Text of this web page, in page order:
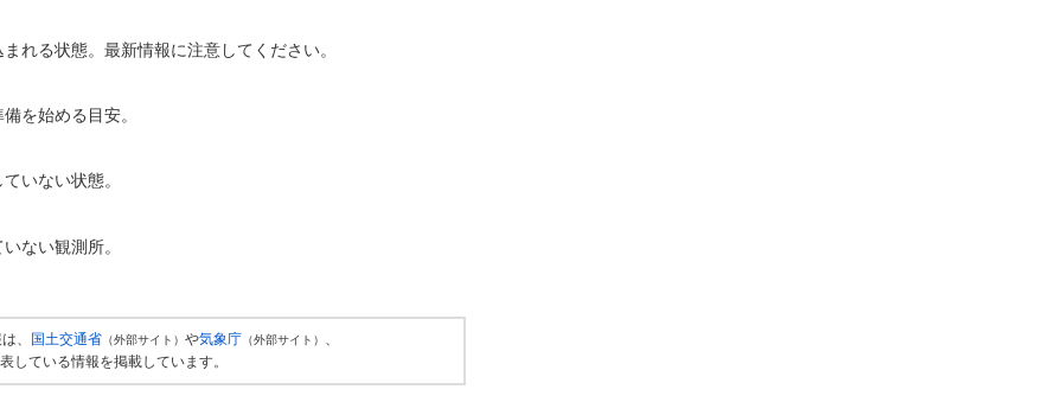
れる状態。最新情報に注意してください。
を始める目安。
いない状態。
ない観測所。
、 国土交通省 （外部サイト） や気象庁 （外部サイト） 、
している情報を掲載しています。